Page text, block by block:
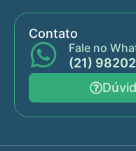
Contato
Fale no
(21)